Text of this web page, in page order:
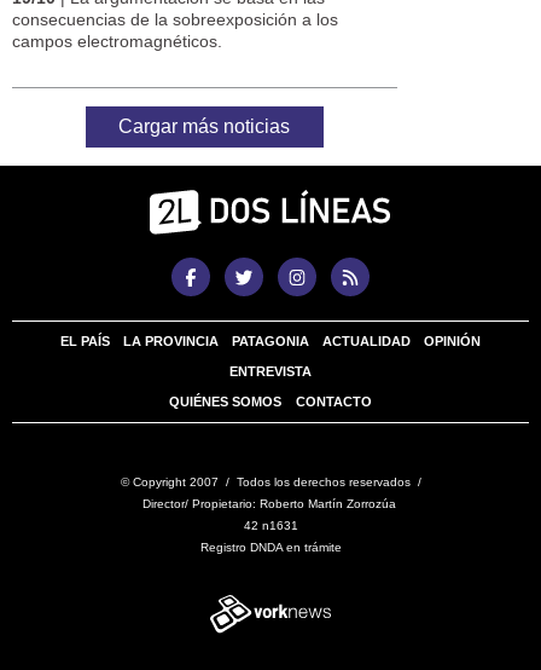
consecuencias de la sobreexposición a los
campos electromagnéticos.
Cargar más noticias
EL PAÍS LA PROVINCIA PATAGONIA ACTUALIDAD OPINIÓN
ENTREVISTA
QUIÉNES SOMOS CONTACTO
© Copyright 2007 / Todos los derechos reservados /
Director/ Propietario: Roberto Martín Zorrozúa
42 n1631
Registro DNDA en trámite